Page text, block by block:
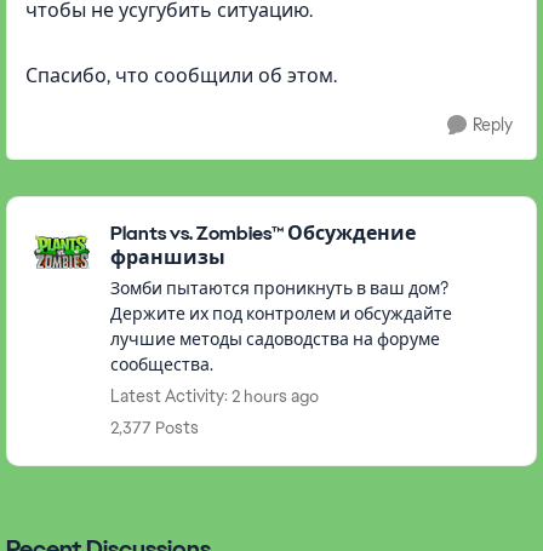
чтобы не усугубить ситуацию.
Спасибо, что сообщили об этом.
Reply
Featured Places
Plants vs. Zombies™ Обсуждение
франшизы
Зомби пытаются проникнуть в ваш дом?
Держите их под контролем и обсуждайте
лучшие методы садоводства на форуме
сообщества.
Latest Activity: 2 hours ago
2,377 Posts